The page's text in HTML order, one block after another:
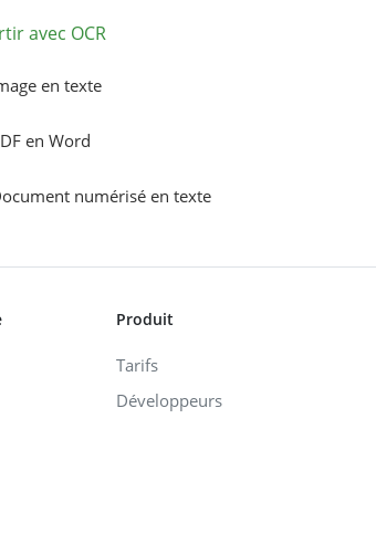
avec OCR
en texte
en Word
numérisé en texte
Produit
Tarifs
Développeurs